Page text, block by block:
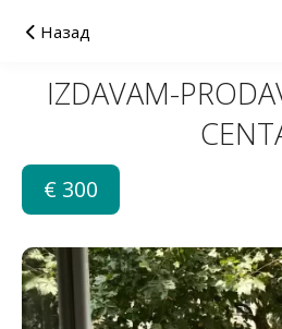
Назад
IZDAVAM-
€ 300